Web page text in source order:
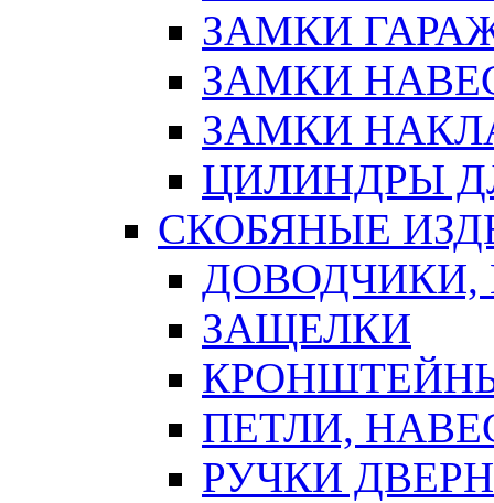
ЗАМКИ
ЗАМКИ
ЗАМКИ
ЦИЛИНДРЫ
СКОБЯНЫЕ
ЗАЩЕЛКИ
ПЕТЛИ,
РУЧКИ